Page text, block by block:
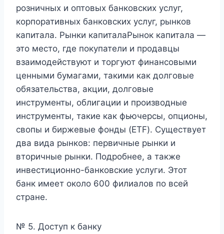
розничных и оптовых банковских услуг,
корпоративных банковских услуг, рынков
капитала. Рынки капиталаРынок капитала —
это место, где покупатели и продавцы
взаимодействуют и торгуют финансовыми
ценными бумагами, такими как долговые
обязательства, акции, долговые
инструменты, облигации и производные
инструменты, такие как фьючерсы, опционы,
свопы и биржевые фонды (ETF). Существует
два вида рынков: первичные рынки и
вторичные рынки. Подробнее, а также
инвестиционно-банковские услуги. Этот
банк имеет около 600 филиалов по всей
стране.
№ 5. Доступ к банку